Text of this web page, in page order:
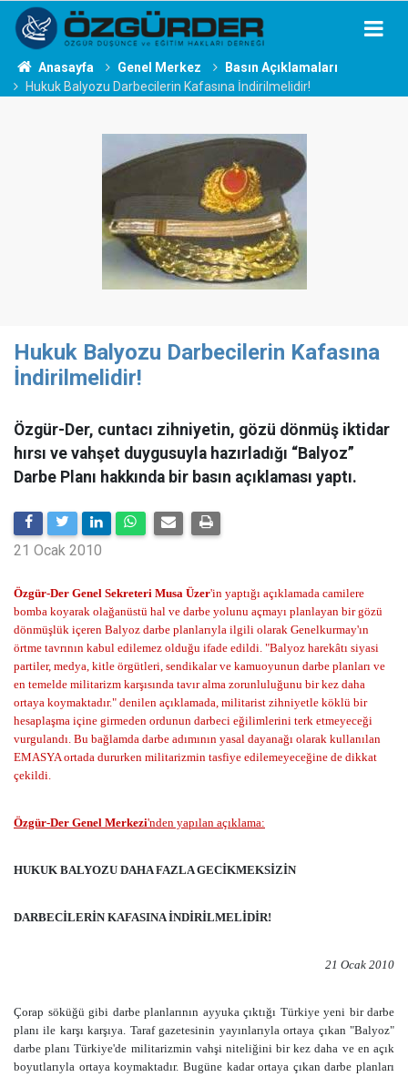
Anasayfa Genel Merkez
Basın Açıklamaları
Hukuk Balyozu Darbecilerin Kafasına İndirilmelidir!
Hukuk Balyozu Darbecilerin Kafasına
İndirilmelidir!
Özgür-Der, cuntacı zihniyetin, gözü dönmüş iktidar
hırsı ve vahşet duygusuyla hazırladığı “Balyoz”
Darbe Planı hakkında bir basın açıklaması yaptı.
21 Ocak 2010
Özgür-Der Genel Sekreteri Musa Üzer'in yaptığı açıklamada camilere
bomba koyarak olağanüstü hal ve darbe yolunu açmayı planlayan bir gözü
dönmüşlük içeren Balyoz darbe planlarıyla ilgili olarak Genelkurmay'ın
örtme tavrının kabul edilemez olduğu ifade edildi. "Balyoz harekâtı siyasi
partiler, medya, kitle örgütleri, sendikalar ve kamuoyunun darbe planları ve
en temelde militarizm karşısında tavır alma zorunluluğunu bir kez daha
ortaya koymaktadır." denilen açıklamada, militarist zihniyetle köklü bir
hesaplaşma içine girmeden ordunun darbeci eğilimlerini terk etmeyeceği
vurgulandı. Bu bağlamda darbe adımının yasal dayanağı olarak kullanılan
EMASYA ortada dururken militarizmin tasfiye edilemeyeceğine de dikkat
çekildi.
Özgür-Der Genel Merkezi'nden yapılan açıklama:
HUKUK BALYOZU DAHA FAZLA GECİKMEKSİZİN
DARBECİLERİN KAFASINA İNDİRİLMELİDİR!
21 Ocak 2010
Çorap söküğü gibi darbe planlarının ayyuka çıktığı Türkiye yeni bir darbe
planı ile karşı karşıya. Taraf gazetesinin yayınlarıyla ortaya çıkan "Balyoz"
darbe planı Türkiye'de militarizmin vahşi niteliğini bir kez daha ve en açık
boyutlarıyla ortaya koymaktadır. Bugüne kadar ortaya çıkan darbe planları